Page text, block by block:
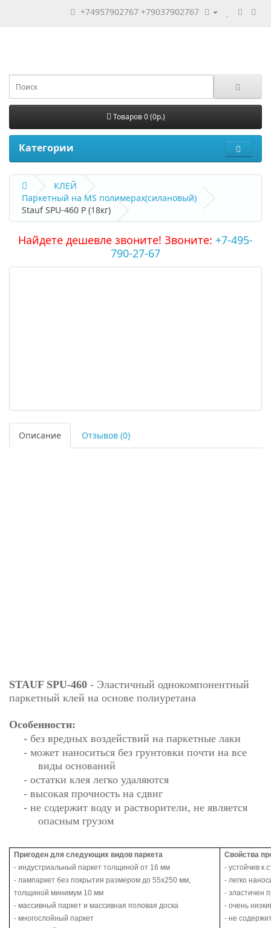
+74957902767 +79037902767
Товаров 0 (0р.)
Категории
КЛЕЙ
Паркетный на MS полимерах(силановый)
Stauf SPU-460 P (18кг)
Найдете дешевле звоните! Звоните: +7-495-
790-27-67
Описание Отзывов (0)
STAUF SPU-460 - Эластичный однокомпонентный
паркетный клей на основе полиуретана
Особенности:
- без вредных воздействий на паркетные лаки
- может наноситься без грунтовки почти на все
виды оснований
- остатки клея легко удаляются
- высокая прочность на сдвиг
- не содержит воду и растворители, не является
опасным грузом
Пригоден для следующих видов паркета
- индустриальный паркет толщиной от 16 мм
- лампаркет без покрытия размером до 55х250 мм,
толщиной минимум 10 мм
- массивный паркет и массивная половая доска
- многослойный паркет
Свойства
- устойчив к
- легко
- эластичен
- очень
- не